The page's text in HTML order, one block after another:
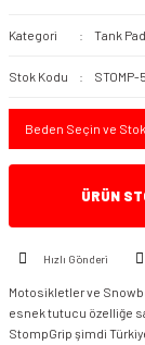
Kategori Tank Pad
Stok Kodu STOMP-
Beden Seçin ve
ÜRÜN
Hızlı Gönderi
Motosikletler ve
esnek tutucu özelliğe
StompGrip şimdi